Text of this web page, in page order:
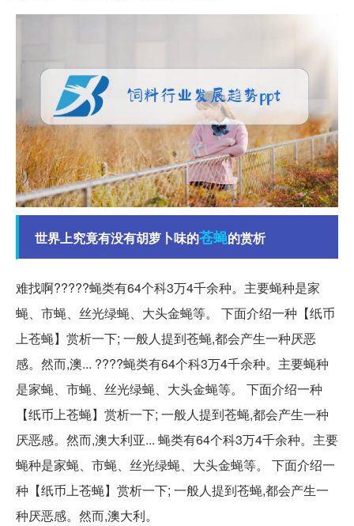
世界上究竟有没有胡萝卜味的苍蝇的赏析
难找啊?????蝇类有64个科3万4千余种。主要蝇种是家
蝇、市蝇、丝光绿蝇、大头金蝇等。 下面介绍一种【纸币
上苍蝇】赏析一下; 一般人提到苍蝇,都会产生一种厌恶
感。然而,澳... ????蝇类有64个科3万4千余种。主要蝇种
是家蝇、市蝇、丝光绿蝇、大头金蝇等。 下面介绍一种
【纸币上苍蝇】赏析一下; 一般人提到苍蝇,都会产生一种
厌恶感。然而,澳大利亚... 蝇类有64个科3万4千余种。主要
蝇种是家蝇、市蝇、丝光绿蝇、大头金蝇等。 下面介绍一
种【纸币上苍蝇】赏析一下; 一般人提到苍蝇,都会产生一
种厌恶感。然而,澳大利。